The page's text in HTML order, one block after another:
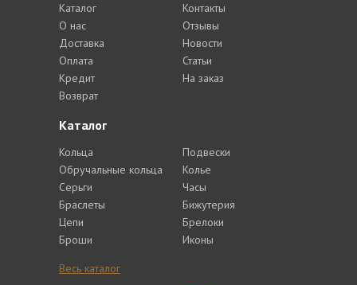
Каталог
Кольца
Обручальные кольца
Серьги
Браслеты
Цепи
Броши
Подвески
Колье
Часы
Бижутерия
Брелоки
Иконы
Весь каталог
Каталог
О нас
Доставка
Оплата
Кредит
Возврат
Контакты
Отзывы
Новости
Статьи
На заказ